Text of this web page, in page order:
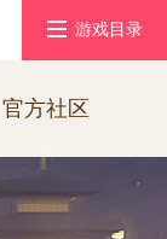
游戏目录
官方社区